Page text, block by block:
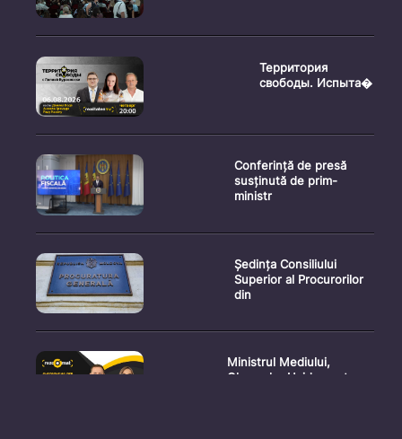
Территория
свободы. Испыта�
Conferință de presă
susținută de prim-
ministr
Ședința Consiliului
Superior al Procurorilor
din
Ministrul Mediului,
Gheorghe Hajder, este